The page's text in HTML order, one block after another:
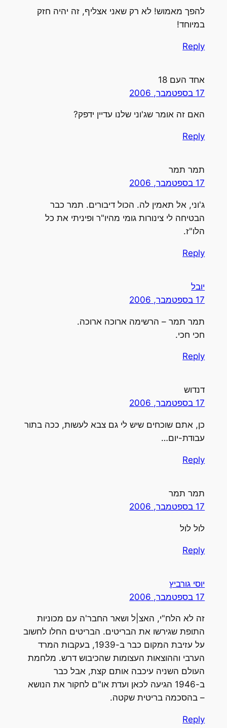
להפך מאמוש! לא רק שאני אצליף, זה יהיה חזק
במיוחד!
Reply
אחד העם 18
17 בספטמבר, 2006
האם זה אומר שג'וני שלנו עדיין ידפק?
Reply
תמר תמר
17 בספטמבר, 2006
ג'וני, אל תאמין לה. הכול דיבורים. תמר כבר
הבטיחה לי צינורות גומי מהיו"ר ופיניתי את כל
הלו"ז.
Reply
יובל
17 בספטמבר, 2006
תמר תמר – הרשימה ארוכה ארוכה.
חכי חכי.
Reply
דנדוש
17 בספטמבר, 2006
כן, אתם שוכחים שיש לי גם צבא לעשות, ככה בתור
עבודת-יום…
Reply
תמר תמר
17 בספטמבר, 2006
לול לול
Reply
יוסי גורביץ
17 בספטמבר, 2006
זה לא הלח"י, האצ|ל ושאר החבר'ה עם מכוניות
התופת שגירשו את הבריטים. הבריטים החלו לחשוב
על עזיבת המקום כבר ב-1939, בעקבות המרד
הערבי וההוצאות העצומות שהכיבוש דרש. מלחמת
העולם השניה עיכבה אותם קצת, אבל כבר
ב-1946 הגיעה לכאן ועדת או"ם לחקור את הנושא
– בהסכמה בריטית שקטה.
Reply